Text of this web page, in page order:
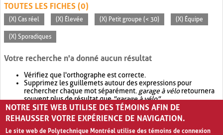
TOUTES LES FICHES (0)
(X) Cas réel (X) Élevée (X) Petit groupe (< 30) (X) Équipe
(X) Sporadiques
Votre recherche n'a donné aucun résultat
Vérifiez que l'orthographe est correcte.
Supprimez les guillemets autour des expressions pour
rechercher chaque mot séparément. garage à véloretournera
souvent plus de résultat que"garage à vélo".
Envisagez d'élargir votre recherche avec OR.garage OR vélo
retournera souvent plus de résultat quegarage à vélo
NOTRE SITE WEB UTILISE DES TÉMOINS AFIN DE
REHAUSSER VOTRE EXPÉRIENCE DE NAVIGATION.
Le site web de Polytechnique Montréal utilise des témoins de connexion